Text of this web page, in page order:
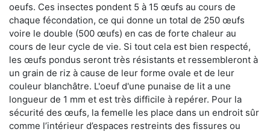
oeufs. Ces insectes pondent 5 à 15 œufs au cours de
chaque fécondation, ce qui donne un total de 250 œufs
voire le double (500 œufs) en cas de forte chaleur au
cours de leur cycle de vie. Si tout cela est bien respecté,
les œufs pondus seront très résistants et ressembleront à
un grain de riz à cause de leur forme ovale et de leur
couleur blanchâtre. L'oeuf d'une punaise de lit a une
longueur de 1 mm et est très difficile à repérer. Pour la
sécurité des œufs, la femelle les place dans un endroit sûr
comme l’intérieur d’espaces restreints des fissures ou